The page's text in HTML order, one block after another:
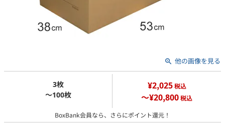
他の画像を見る
3枚
～100枚
¥2,025 税込
～¥20,800税込
BoxBank会員なら、さらにポイント還元！